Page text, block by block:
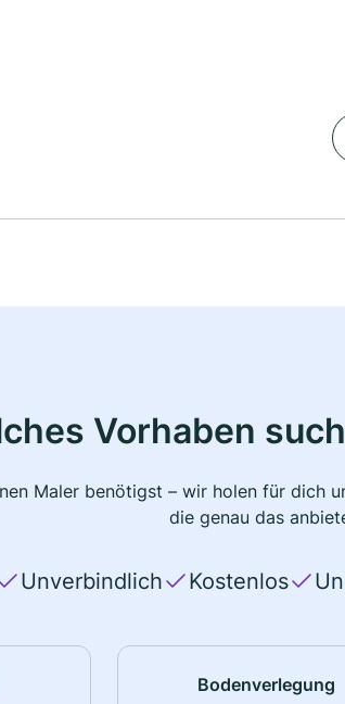
Vorhaben
Maler benötigst – wir holen für dich
die genau das
Unverbindlich Kostenlos
Bodenverlegung